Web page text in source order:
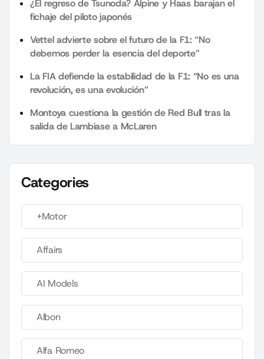
¿El regreso de Tsunoda? Alpine y Haas barajan el
fichaje del piloto japonés
Vettel advierte sobre el futuro de la F1: “No
debemos perder la esencia del deporte”
La FIA defiende la estabilidad de la F1: “No es una
revolución, es una evolución”
Montoya cuestiona la gestión de Red Bull tras la
salida de Lambiase a McLaren
Categories
+Motor
Affairs
AI Models
Albon
Alfa Romeo